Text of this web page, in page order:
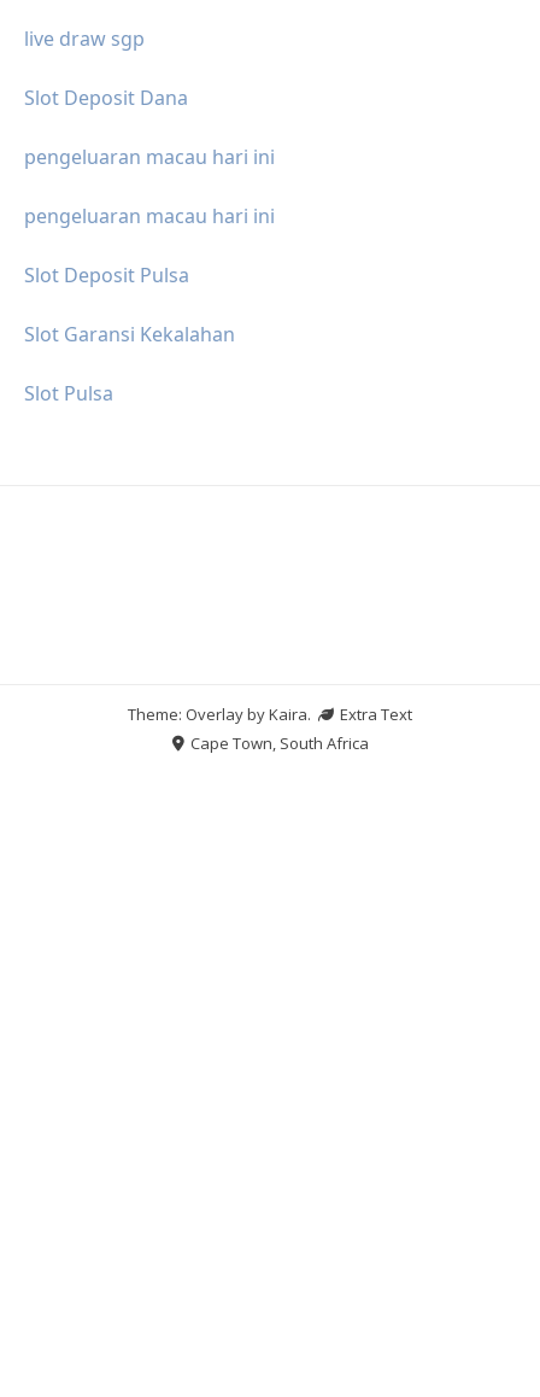
live draw sgp
Slot Deposit Dana
pengeluaran macau hari ini
pengeluaran macau hari ini
Slot Deposit Pulsa
Slot Garansi Kekalahan
Slot Pulsa
Theme: Overlay byKaira.
Extra Text
Cape Town, South Africa